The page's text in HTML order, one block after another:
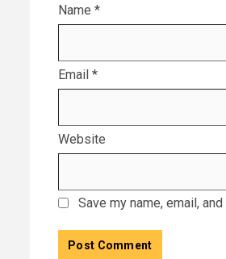
Name *
Email *
Website
Save my name, email,